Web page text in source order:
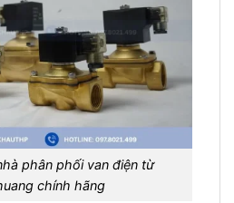
phân phối van điện từ
chính hãng